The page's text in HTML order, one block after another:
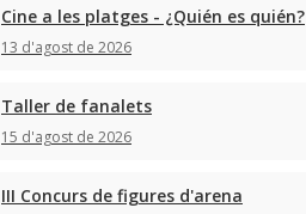
Cine a les platges - ¿Quién es quién?
13 d'agost de 2026
Taller de fanalets
15 d'agost de 2026
III Concurs de figures d'arena